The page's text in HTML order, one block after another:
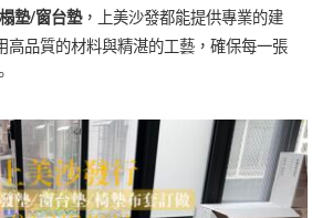
墊/窗台墊，上美沙發都能提供專業的建
高品質的材料與精湛的工藝，確保每一張